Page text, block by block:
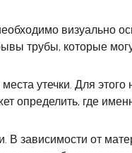
визуально
трубы, которые
утечки. Для этого
определить, где
В зависимости от